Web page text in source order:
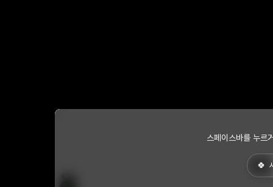
스페이스바를 누르